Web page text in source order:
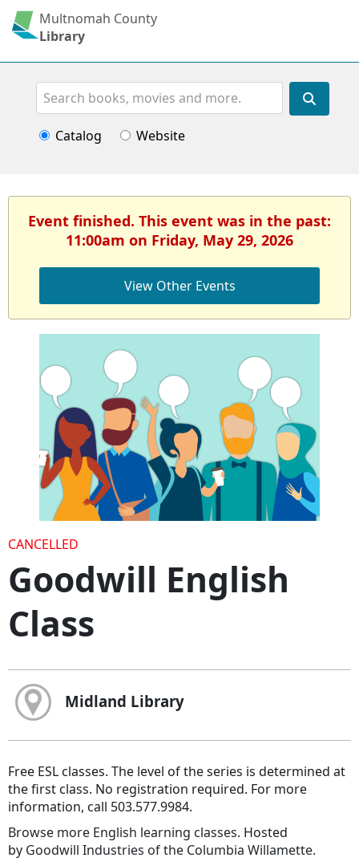
Multnomah County
Library
Search
Catalog Website
Event finished. This event was in the past:
11:00am on Friday, May 29, 2026
View Other Events
CANCELLED
Goodwill English
Class
Midland Library
Free ESL classes. The level of the series is determined at
the first class. No registration required. For more
information, call 503.577.9984.
Browse more English learning classes. Hosted
by Goodwill Industries of the Columbia Willamette.